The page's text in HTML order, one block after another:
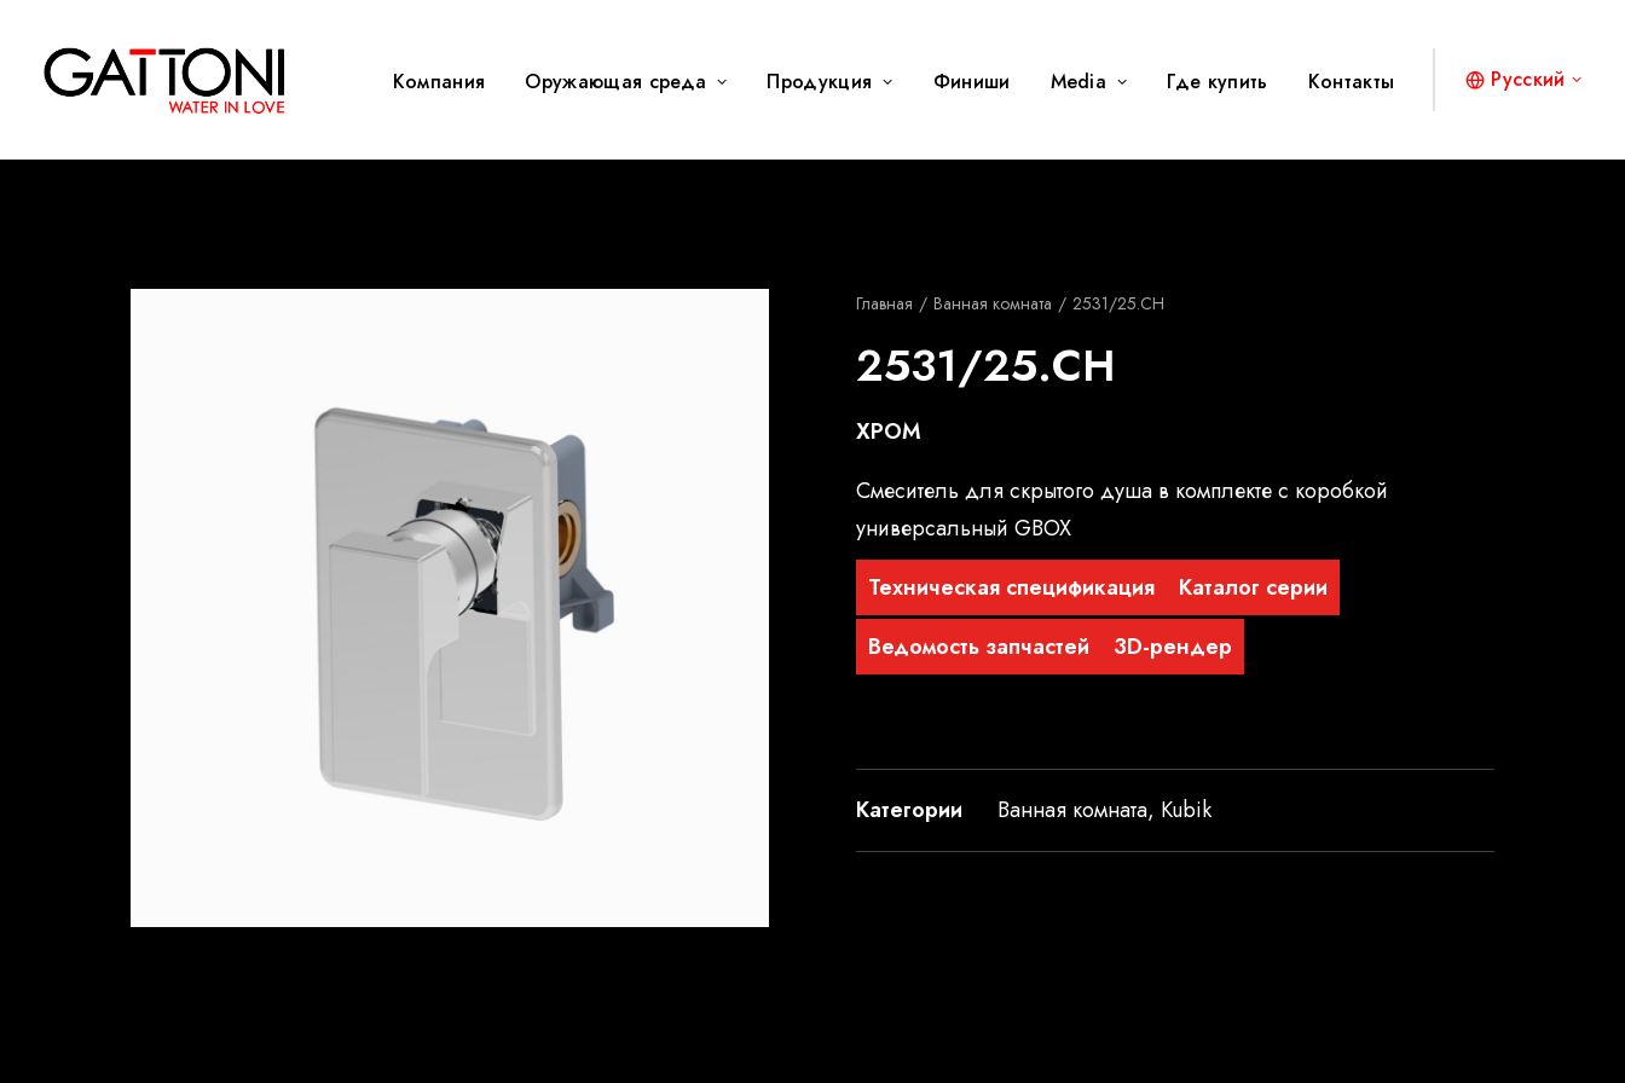
Компания Oружающая среда Продукция Финиши Media Где купить Контакты Русский
Главная Ванная комната 2531/25.CH
2531/25.CH
ХРОМ
Смеситель для скрытого душа в комплекте с коробкой
универсальный GBOX
Техническая спецификация
Каталог серии
Ведомость запчастей
3D-рендер
Категории Ванная комната, Kubik